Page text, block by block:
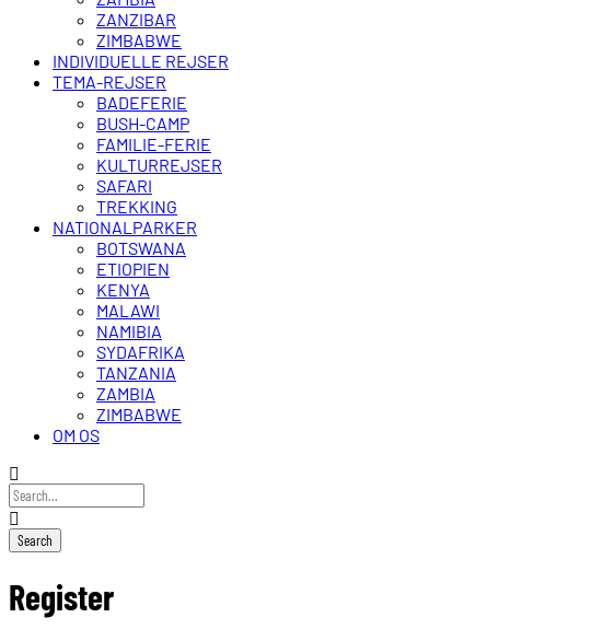
ZANZIBAR
ZIMBABWE
INDIVIDUELLE REJSER
TEMA-REJSER
BADEFERIE
BUSH-CAMP
FAMILIE-FERIE
KULTURREJSER
SAFARI
TREKKING
NATIONALPARKER
BOTSWANA
ETIOPIEN
KENYA
MALAWI
NAMIBIA
SYDAFRIKA
TANZANIA
ZAMBIA
ZIMBABWE
OM OS
Register